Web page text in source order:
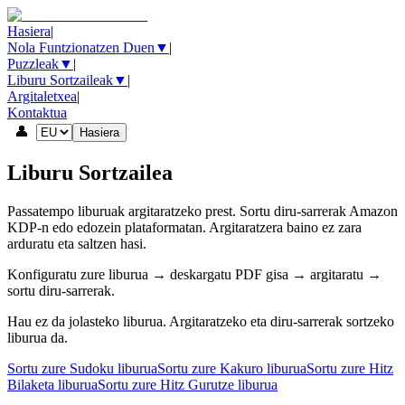
Hasiera|
Nola Funtzionatzen Duen ▼ |
Puzzleak▼ |
Liburu Sortzaileak▼ |
Argitaletxea|
Kontaktua
👤
Hasiera
Liburu Sortzailea
Passatempo liburuak argitaratzeko prest. Sortu diru-sarrerak Amazon
KDP-n edo edozein plataformatan. Argitaratzera baino ez zara
arduratu eta saltzen hasi.
Konfiguratu zure liburua → deskargatu PDF gisa → argitaratu →
sortu diru-sarrerak.
Hau ez da jolasteko liburua. Argitaratzeko eta diru-sarrerak sortzeko
liburua da.
Sortu zure Sudoku liburuaSortu zure Kakuro liburuaSortu zure Hitz
Bilaketa liburuaSortu zure Hitz Gurutze liburua